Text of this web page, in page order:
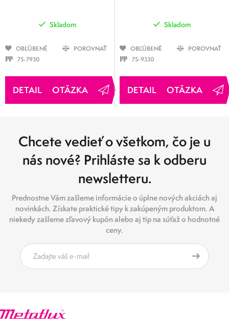
Skladom
OBĽÚBENÉ
POROVNAŤ
75-7930
OTÁZKA
Skladom
OBĽÚBENÉ
POROVNAŤ
75-9330
OTÁZKA
Chcete vedieť o všetkom, čo je u
nás nové? Prihláste sa k odberu
newsletteru.
Prednostne Vám zašleme informácie o úplne nových akciách aj
novinkách. Získate praktické tipy k zakúpeným produktom. A
niekedy zašleme zľavový kupón alebo aj tip na súťaž o hodnotné
ceny.